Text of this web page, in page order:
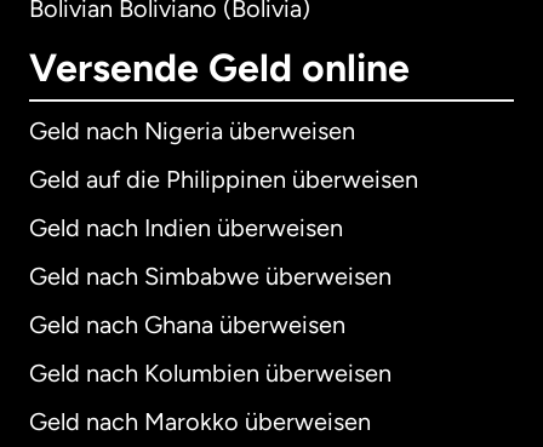
Bolivian Boliviano (Bolivia)
Versende Geld online
Geld nach Nigeria überweisen
Geld auf die Philippinen überweisen
Geld nach Indien überweisen
Geld nach Simbabwe überweisen
Geld nach Ghana überweisen
Geld nach Kolumbien überweisen
Geld nach Marokko überweisen